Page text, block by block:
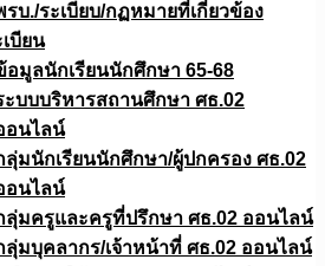
รบ./ระเบียบ/กฏหมายที่เกี่ยวข้อง
บียน
อมูลนักเรียนนักศึกษา 65-68
ะบบบริหารสถานศึกษา ศธ.02
อนไลน์
ลุ่มนักเรียนนักศึกษา/ผู้ปกครอง ศธ.02
อนไลน์
ลุ่มครูและครูที่ปรึกษา ศธ.02 ออนไลน์
ลุ่มบุคลากร/เจ้าหน้าที่ ศธ.02 ออนไลน์